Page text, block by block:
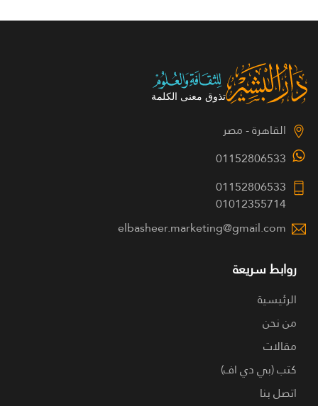
القاهرة - مصر
01152806533
01152806533
01012355714
elbasheer.marketing@gmail.com
روابط سريعة
الرئيسية
من نحن
مقالات
كتب (بي دي اف)
اتصل بنا